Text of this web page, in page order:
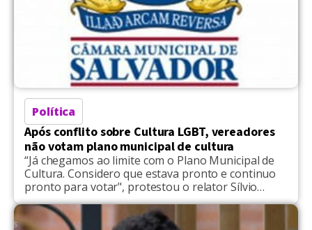
Política
Após conflito sobre Cultura LGBT, vereadores
não votam plano municipal de cultura
“Já chegamos ao limite com o Plano Municipal de
Cultura. Considero que estava pronto e continuo
pronto para votar", protestou o relator Sílvio
Humberto